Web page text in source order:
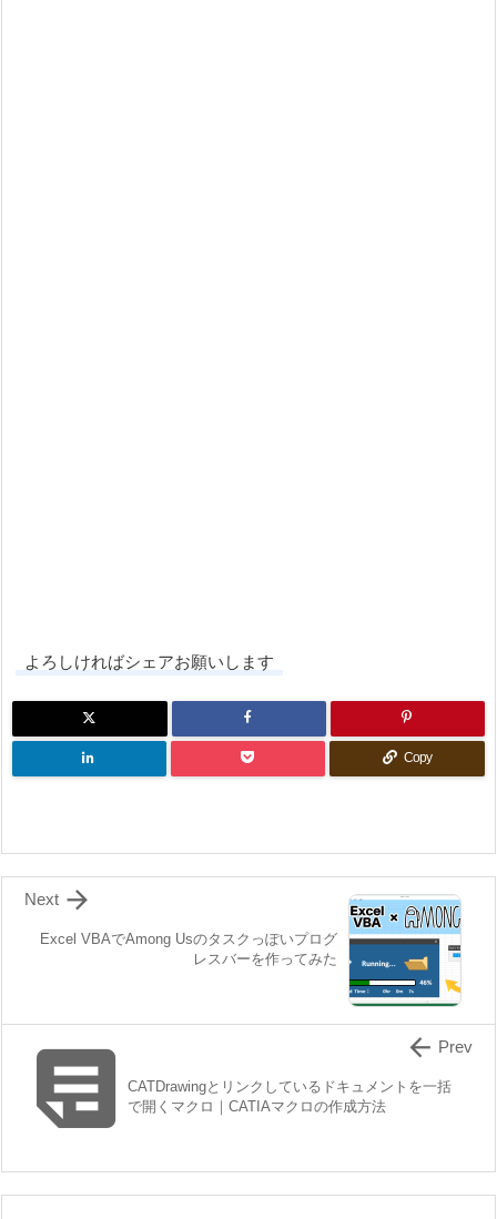
よろしければシェアお願いします
Copy
Excel VBAでAmong Usのタスクっぽいプログ
レスバーを作ってみた

Next
CATDrawingとリンクしているドキュメントを一括
で開くマクロ｜CATIAマクロの作成方法
 Prev